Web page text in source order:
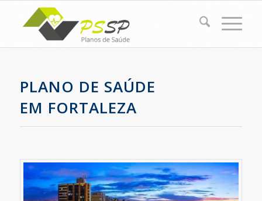
PLANO DE SAÚDE
EM FORTALEZA